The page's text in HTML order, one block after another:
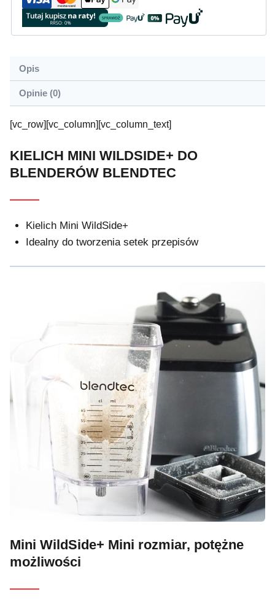
Opis
Opinie (0)
[vc_row][vc_column][vc_column_text]
KIELICH MINI WILDSIDE+ DO
BLENDERÓW BLENDTEC
———
Kielich Mini WildSide+
Idealny do tworzenia setek przepisów
Mini WildSide+ Mini rozmiar, potężne
możliwości
———